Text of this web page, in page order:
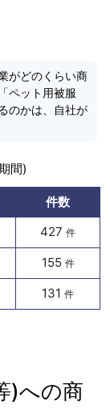
がどのくらい商
ペット用被服
のかは、自社が
間)
件数
427 件
155 件
131 件
)への商